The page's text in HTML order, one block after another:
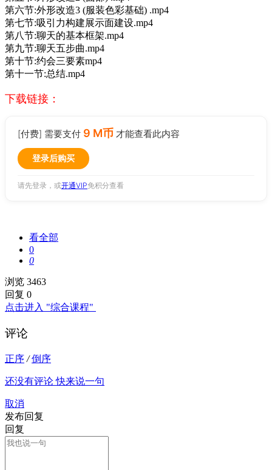
第六节:外形改造3 (服装色彩基础) .mp4
第七节:吸引力构建展示面建设.mp4
第八节:聊天的基本框架.mp4
第九节:聊天五步曲.mp4
第十节:约会三要素mp4
第十一节:总结.mp4
下载链接：
[付费] 需要支付 9 M币 才能查看此内容
登录后购买
请先登录，或开通VIP免积分查看
看全部
0
0
浏览 3463
回复 0
点击进入 "综合课程"
评论
正序 / 倒序
还没有评论 快来说一句
取消
发布回复
回复